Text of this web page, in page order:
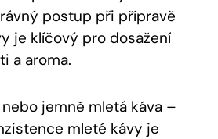
postup při přípravě
je klíčový pro dosažení
a aroma.
jemně mletá káva –
mleté kávy je